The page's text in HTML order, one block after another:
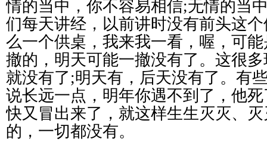
情的当中，你不容易相信;无情的当
们每天讲经，以前讲时没有前头这
么一个供桌，我来我一看，喔，可
撤的，明天可能一撤没有了。这很
就没有了;明天有，后天没有了。有
说长远一点，明年你遇不到了，他
快又冒出来了，就这样生生灭灭、
的，一切都没有。